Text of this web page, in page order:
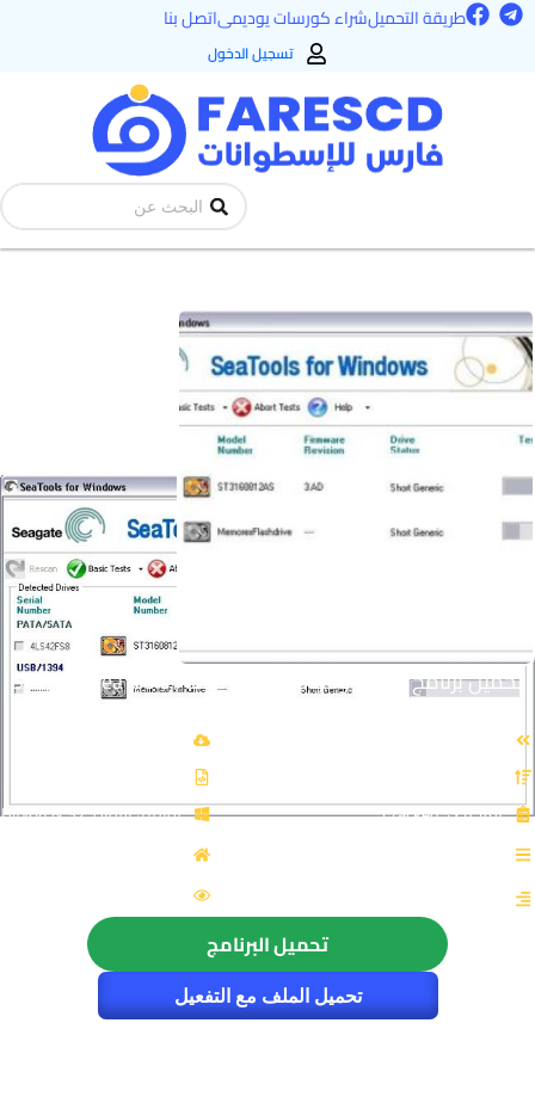
تخطي
طريقة التحميلشراء كورسات يوديمىاتصل بنا T
e
F
a تسجيل الدخول
Search
...
تحميل برنامج فحص وصيانة الهاردديسك | Seagate SeaTools
الترخيص: Cracked
توافق النواة: 32 & 64-Bit
تحميل البرنامج
تحميل الملف مع التفعيل